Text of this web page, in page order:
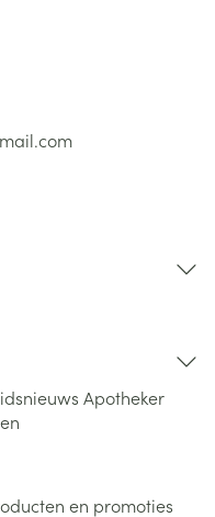
Apotheker
en promoties